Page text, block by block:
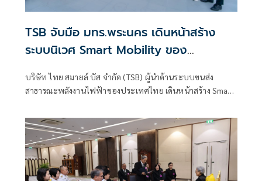
TSB จับมือ มทร.พระนคร เดินหน้าสร้าง
ระบบนิเวศ Smart Mobility ของ
บริษัท ไทย สมายล์ บัส จำกัด (TSB) ผู้นำด้านระบบขนส่ง
สาธารณะพลังงานไฟฟ้าของประเทศไทย เดินหน้าสร้าง Smart